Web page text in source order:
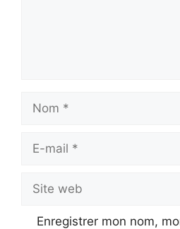
mail
web
Enregistrer mon nom,